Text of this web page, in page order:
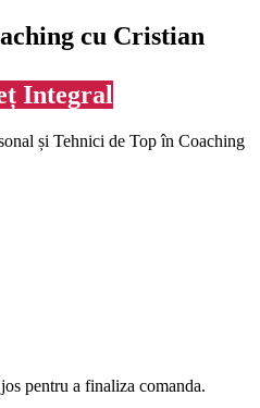
cu Cristian
Integral
și Tehnici de Top în Coaching
pentru a finaliza comanda.